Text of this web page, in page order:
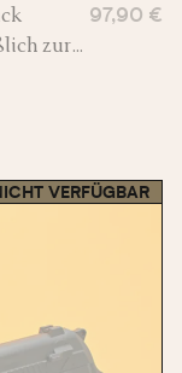
zur
97,90 €
VERFÜGBAR